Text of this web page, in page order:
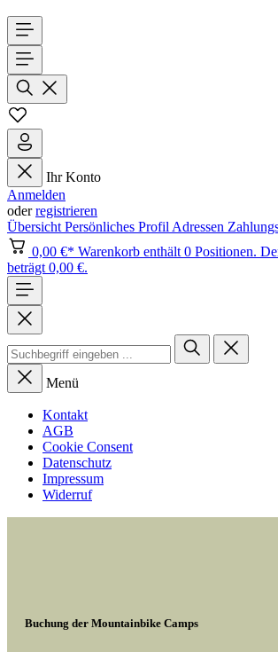
Ihr Konto
Anmelden
oderregistrieren
Übersicht Persönliches Profil Adressen
0,00 €* Warenkorb enthält 0 Positionen.
beträgt 0,00 €.
Menü
Kontakt
AGB
Cookie Consent
Datenschutz
Impressum
Widerruf
Buchung der Mountainbike Camps